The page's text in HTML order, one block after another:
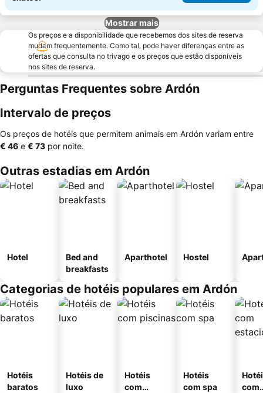
Mostrar mais
Os preços e a disponibilidade que recebemos dos sites de reserva
mudam frequentemente. Como tal, pode haver diferenças entre as
ofertas que consulta no trivago e os preços que estão disponíveis
nos sites de reserva.
Perguntas Frequentes sobre Ardón
Intervalo de preços
Os preços de hotéis que permitem animais em Ardón variam entre
‎€ 46 e ‎€ 73 por noite.
Outras estadias em Ardón
Hotel
Bed and
breakfasts
Aparthotel Hostel
Categorias de hotéis populares em Ardón
Hotéis
baratos
Hotéis de
luxo
Hotéis
com
Hotéis
com spa
com